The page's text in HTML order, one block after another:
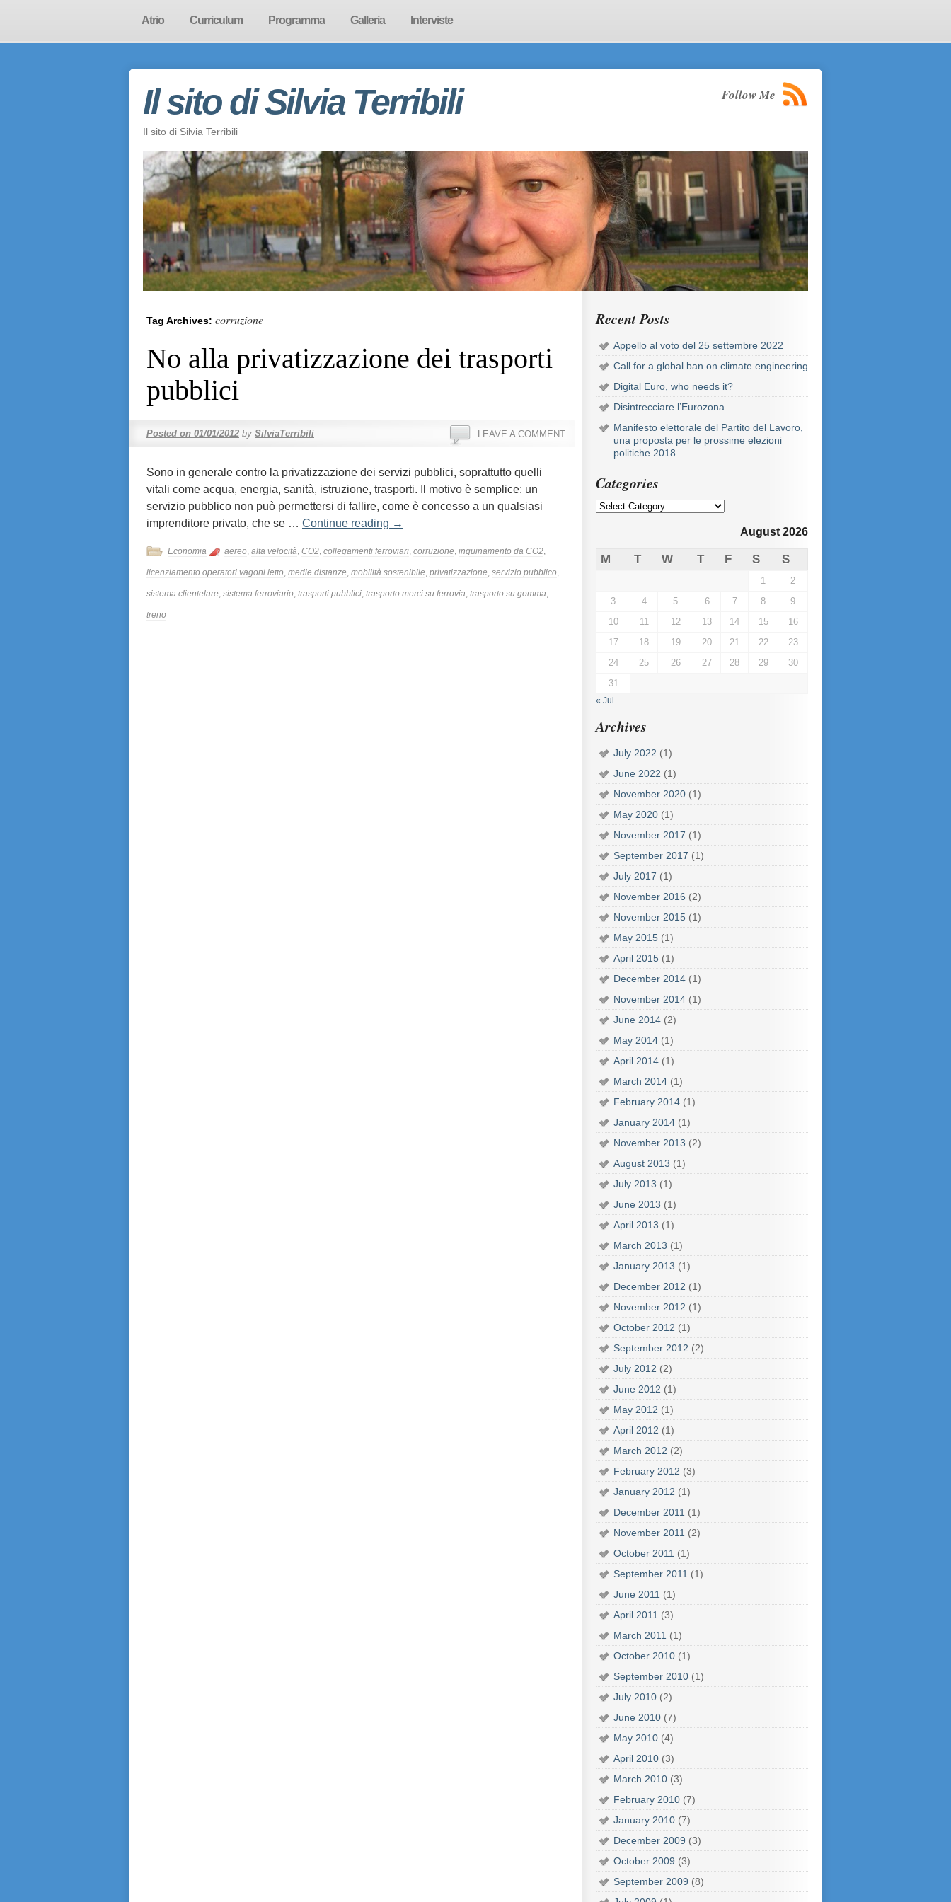
Atrio Curriculum Programma Galleria Interviste
Il sito di Silvia Terribili Follow Me
Il sito di Silvia Terribili
Tag Archives: corruzione
No alla privatizzazione dei trasporti
pubblici
Posted on 01/01/2012 by SilviaTerribili LEAVE A COMMENT
Sono in generale contro la privatizzazione dei servizi pubblici, soprattutto quelli
vitali come acqua, energia, sanità, istruzione, trasporti. Il motivo è semplice: un
servizio pubblico non può permettersi di fallire, come è concesso a un qualsiasi
imprenditore privato, che se … Continue reading →
Economia aereo, alta velocità, CO2, collegamenti ferroviari, corruzione, inquinamento da CO2,
licenziamento operatori vagoni letto, medie distanze, mobilità sostenibile, privatizzazione, servizio pubblico,
sistema clientelare, sistema ferroviario, trasporti pubblici, trasporto merci su ferrovia, trasporto su gomma,
treno
Recent Posts
Appello al voto del 25 settembre 2022
Call for a global ban on climate engineering
Digital Euro, who needs it?
Disintrecciare l’Eurozona
Manifesto elettorale del Partito del Lavoro,
una proposta per le prossime elezioni
politiche 2018
Categories
August 2026
M T W T F S S
1
2
3
4 5 6 7 8
9
10
11 12 13 14 15
16
17
18 19 20 21 22
23
24
25 26 27 28 29
30
31
« Jul
Archives
July 2022 (1)
June 2022 (1)
November 2020 (1)
May 2020 (1)
November 2017 (1)
September 2017 (1)
July 2017 (1)
November 2016 (2)
November 2015 (1)
May 2015 (1)
April 2015 (1)
December 2014 (1)
November 2014 (1)
June 2014 (2)
May 2014 (1)
April 2014 (1)
March 2014 (1)
February 2014 (1)
January 2014 (1)
November 2013 (2)
August 2013 (1)
July 2013 (1)
June 2013 (1)
April 2013 (1)
March 2013 (1)
January 2013 (1)
December 2012 (1)
November 2012 (1)
October 2012 (1)
September 2012 (2)
July 2012 (2)
June 2012 (1)
May 2012 (1)
April 2012 (1)
March 2012 (2)
February 2012 (3)
January 2012 (1)
December 2011 (1)
November 2011 (2)
October 2011 (1)
September 2011 (1)
June 2011 (1)
April 2011 (3)
March 2011 (1)
October 2010 (1)
September 2010 (1)
July 2010 (2)
June 2010 (7)
May 2010 (4)
April 2010 (3)
March 2010 (3)
February 2010 (7)
January 2010 (7)
December 2009 (3)
October 2009 (3)
September 2009 (8)